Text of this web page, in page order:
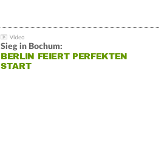
Sieg in Bochum:
BERLIN FEIERT PERFEKTEN
START